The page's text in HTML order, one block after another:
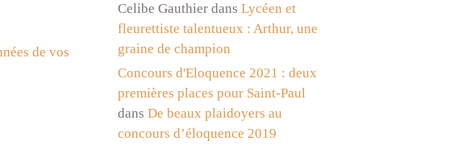
de vos
Celibe Gauthier dans Lycéen et
fleurettiste talentueux : Arthur, une
graine de champion
Concours d'Eloquence 2021 : deux
premières places pour Saint-Paul
dans De beaux plaidoyers au
concours d’éloquence 2019